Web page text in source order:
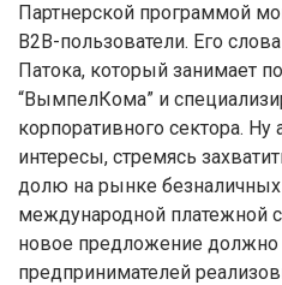
Партнерской программой
B2B-пользователи. Его
Патока, который занимает
“ВымпелКома” и
корпоративного сектора. Ну
интересы, стремясь
долю на рынке
международной платежной
новое предложение должно
предпринимателей